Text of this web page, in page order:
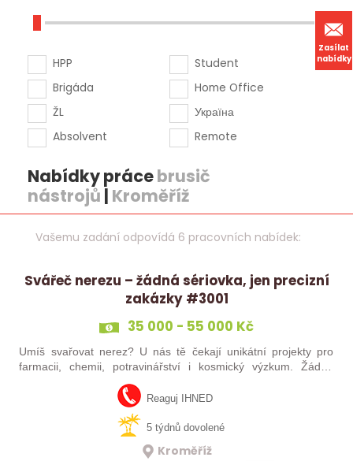
Zasílat
nabídky
HPP
Brigáda
ŽL
Absolvent
Student
Home Office
Україна
Remote
Nabídky prácebrusič
nástrojů | Kroměříž
Vašemu zadání odpovídá 6 pracovních nabídek:
Svářeč nerezu – žádná sériovka, jen precizní
zakázky #3001
35 000 - 55 000 Kč
Umíš svařovat nerez? U nás tě čekají unikátní projekty pro
farmacii, chemii, potravinářství i kosmický výzkum. Žádná
rutina, ale precizní práce, která má smysl.
Reaguj IHNED
5 týdnů dovolené
Kroměříž